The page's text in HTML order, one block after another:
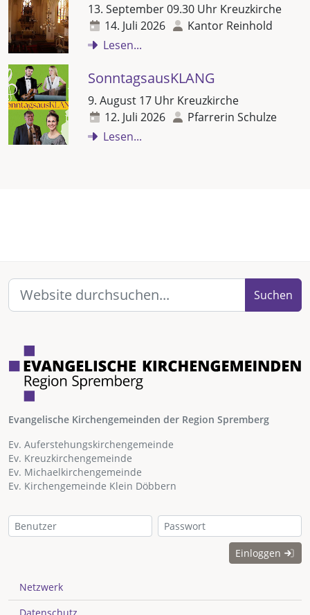
13. September 09.30 Uhr Kreuzkirche
14. Juli 2026
Kantor Reinhold
Lesen...
SonntagsausKLANG
9. August 17 Uhr Kreuzkirche
12. Juli 2026
Pfarrerin Schulze
Lesen...
Suchen
Evangelische Kirchengemeinden der Region Spremberg
Ev. Auferstehungskirchengemeinde
Ev. Kreuzkirchengemeinde
Ev. Michaelkirchengemeinde
Ev. Kirchengemeinde Klein Döbbern
Einloggen
Netzwerk